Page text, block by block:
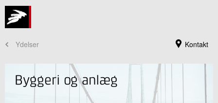
Kontakt
Ydelser
Byggeri og anlæg